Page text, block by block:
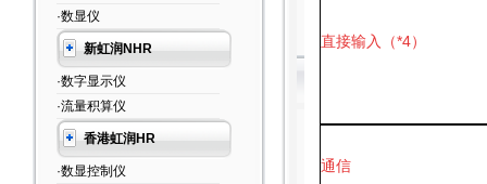
·数显仪
新虹润NHR
·数字显示仪
·流量积算仪
香港虹润HR
·数显控制仪
直接输入（*4）
通信